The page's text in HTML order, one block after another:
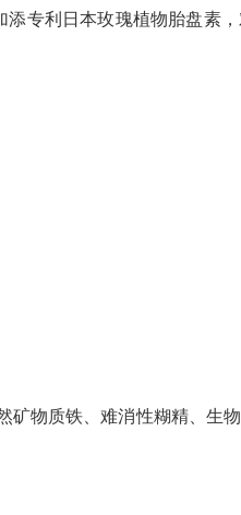
专利日本玫瑰植物胎盘素
物质铁、难消性糊精、生